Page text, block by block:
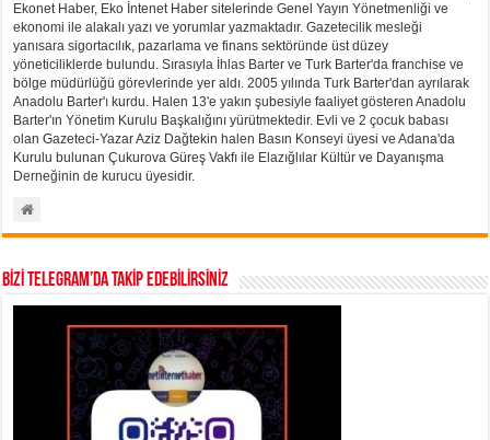
Ekonet Haber, Eko İntenet Haber sitelerinde Genel Yayın Yönetmenliği ve
ekonomi ile alakalı yazı ve yorumlar yazmaktadır. Gazetecilik mesleği
yanısara sigortacılık, pazarlama ve finans sektöründe üst düzey
yöneticiliklerde bulundu. Sırasıyla İhlas Barter ve Turk Barter'da franchise ve
bölge müdürlüğü görevlerinde yer aldı. 2005 yılında Turk Barter'dan ayrılarak
Anadolu Barter'ı kurdu. Halen 13'e yakın şubesiyle faaliyet gösteren Anadolu
Barter'ın Yönetim Kurulu Başkalığını yürütmektedir. Evli ve 2 çocuk babası
olan Gazeteci-Yazar Aziz Dağtekin halen Basın Konseyi üyesi ve Adana'da
Kurulu bulunan Çukurova Güreş Vakfı ile Elazığlılar Kültür ve Dayanışma
Derneğinin de kurucu üyesidir.
BİZİ TELEGRAM’DA TAKİP EDEBİLİRSİNİZ